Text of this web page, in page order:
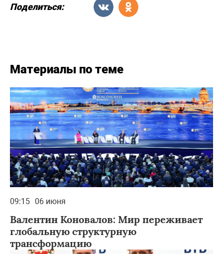
Поделиться:
Материалы по теме
09:15 06 июня
Валентин Коновалов: Мир переживает
глобальную структурную
трансформацию